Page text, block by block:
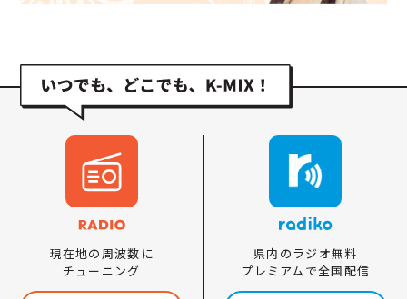
現在地の周波数に
チューニング
県内のラジオ無料
プレミアムで全国配信